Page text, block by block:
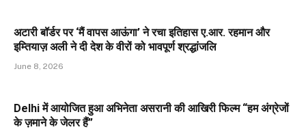
अटारी बॉर्डर पर ‘मैं वापस आऊंगा’ ने रचा इतिहास ए.आर. रहमान और
इम्तियाज़ अली ने दी देश के वीरों को भावपूर्ण श्रद्धांजलि
June 8, 2026
Delhi में आयोजित हुआ अभिनेता असरानी की आखिरी फिल्म “हम अंग्रेजों
के ज़माने के जेलर हैं”